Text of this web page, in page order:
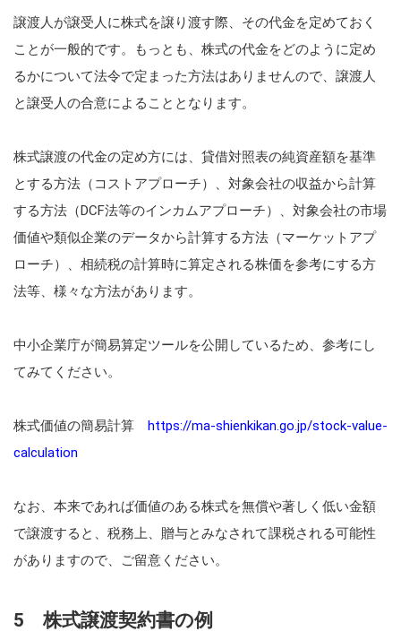
譲渡人が譲受人に株式を譲り渡す際、その代金を定めておく
ことが一般的です。もっとも、株式の代金をどのように定め
るかについて法令で定まった方法はありませんので、譲渡人
と譲受人の合意によることとなります。
株式譲渡の代金の定め方には、貸借対照表の純資産額を基準
とする方法（コストアプローチ）、対象会社の収益から計算
する方法（DCF法等のインカムアプローチ）、対象会社の市場
価値や類似企業のデータから計算する方法（マーケットアプ
ローチ）、相続税の計算時に算定される株価を参考にする方
法等、様々な方法があります。
中小企業庁が簡易算定ツールを公開しているため、参考にし
てみてください。
株式価値の簡易計算 https://ma-shienkikan.go.jp/stock-value-
calculation
なお、本来であれば価値のある株式を無償や著しく低い金額
で譲渡すると、税務上、贈与とみなされて課税される可能性
がありますので、ご留意ください。
5 株式譲渡契約書の例